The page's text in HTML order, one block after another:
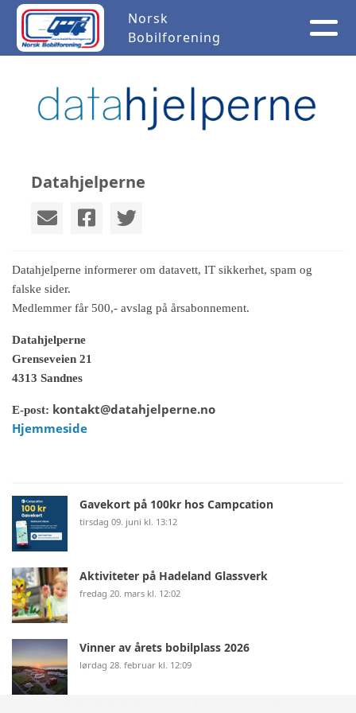
Norsk
Bobilforening
Datahjelperne
Datahjelperne informerer om datavett, IT sikkerhet, spam og
falske sider.
Medlemmer får 500,- avslag på årsabonnement.
Datahjelperne
Grenseveien 21
4313 Sandnes
E-post: kontakt@datahjelperne.no
Hjemmeside
Gavekort på 100kr hos Campcation
tirsdag 09. juni kl. 13:12
Aktiviteter på Hadeland Glassverk
fredag 20. mars kl. 12:02
Vinner av årets bobilplass 2026
lørdag 28. februar kl. 12:09